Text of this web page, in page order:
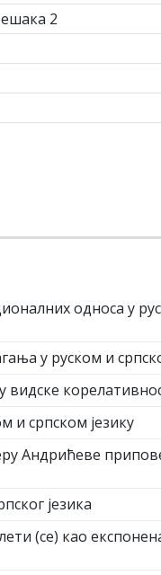
2
односа у
у руском и
видске
и српском језику
Андрићеве
језика
(се) као